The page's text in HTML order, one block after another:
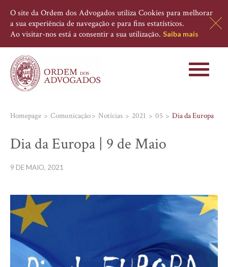
O site da Ordem dos Advogados utiliza Cookies para melhorar
a sua experiência de navegação e para fins estatísticos.
Ao visitar-nos está a consentir a sua utilização. Saiba mais
Toggle
Homepage Comunicação Notícias 2021 05 Dia da Europa
Dia da Europa | 9 de Maio
9 DE MAIO, 2021